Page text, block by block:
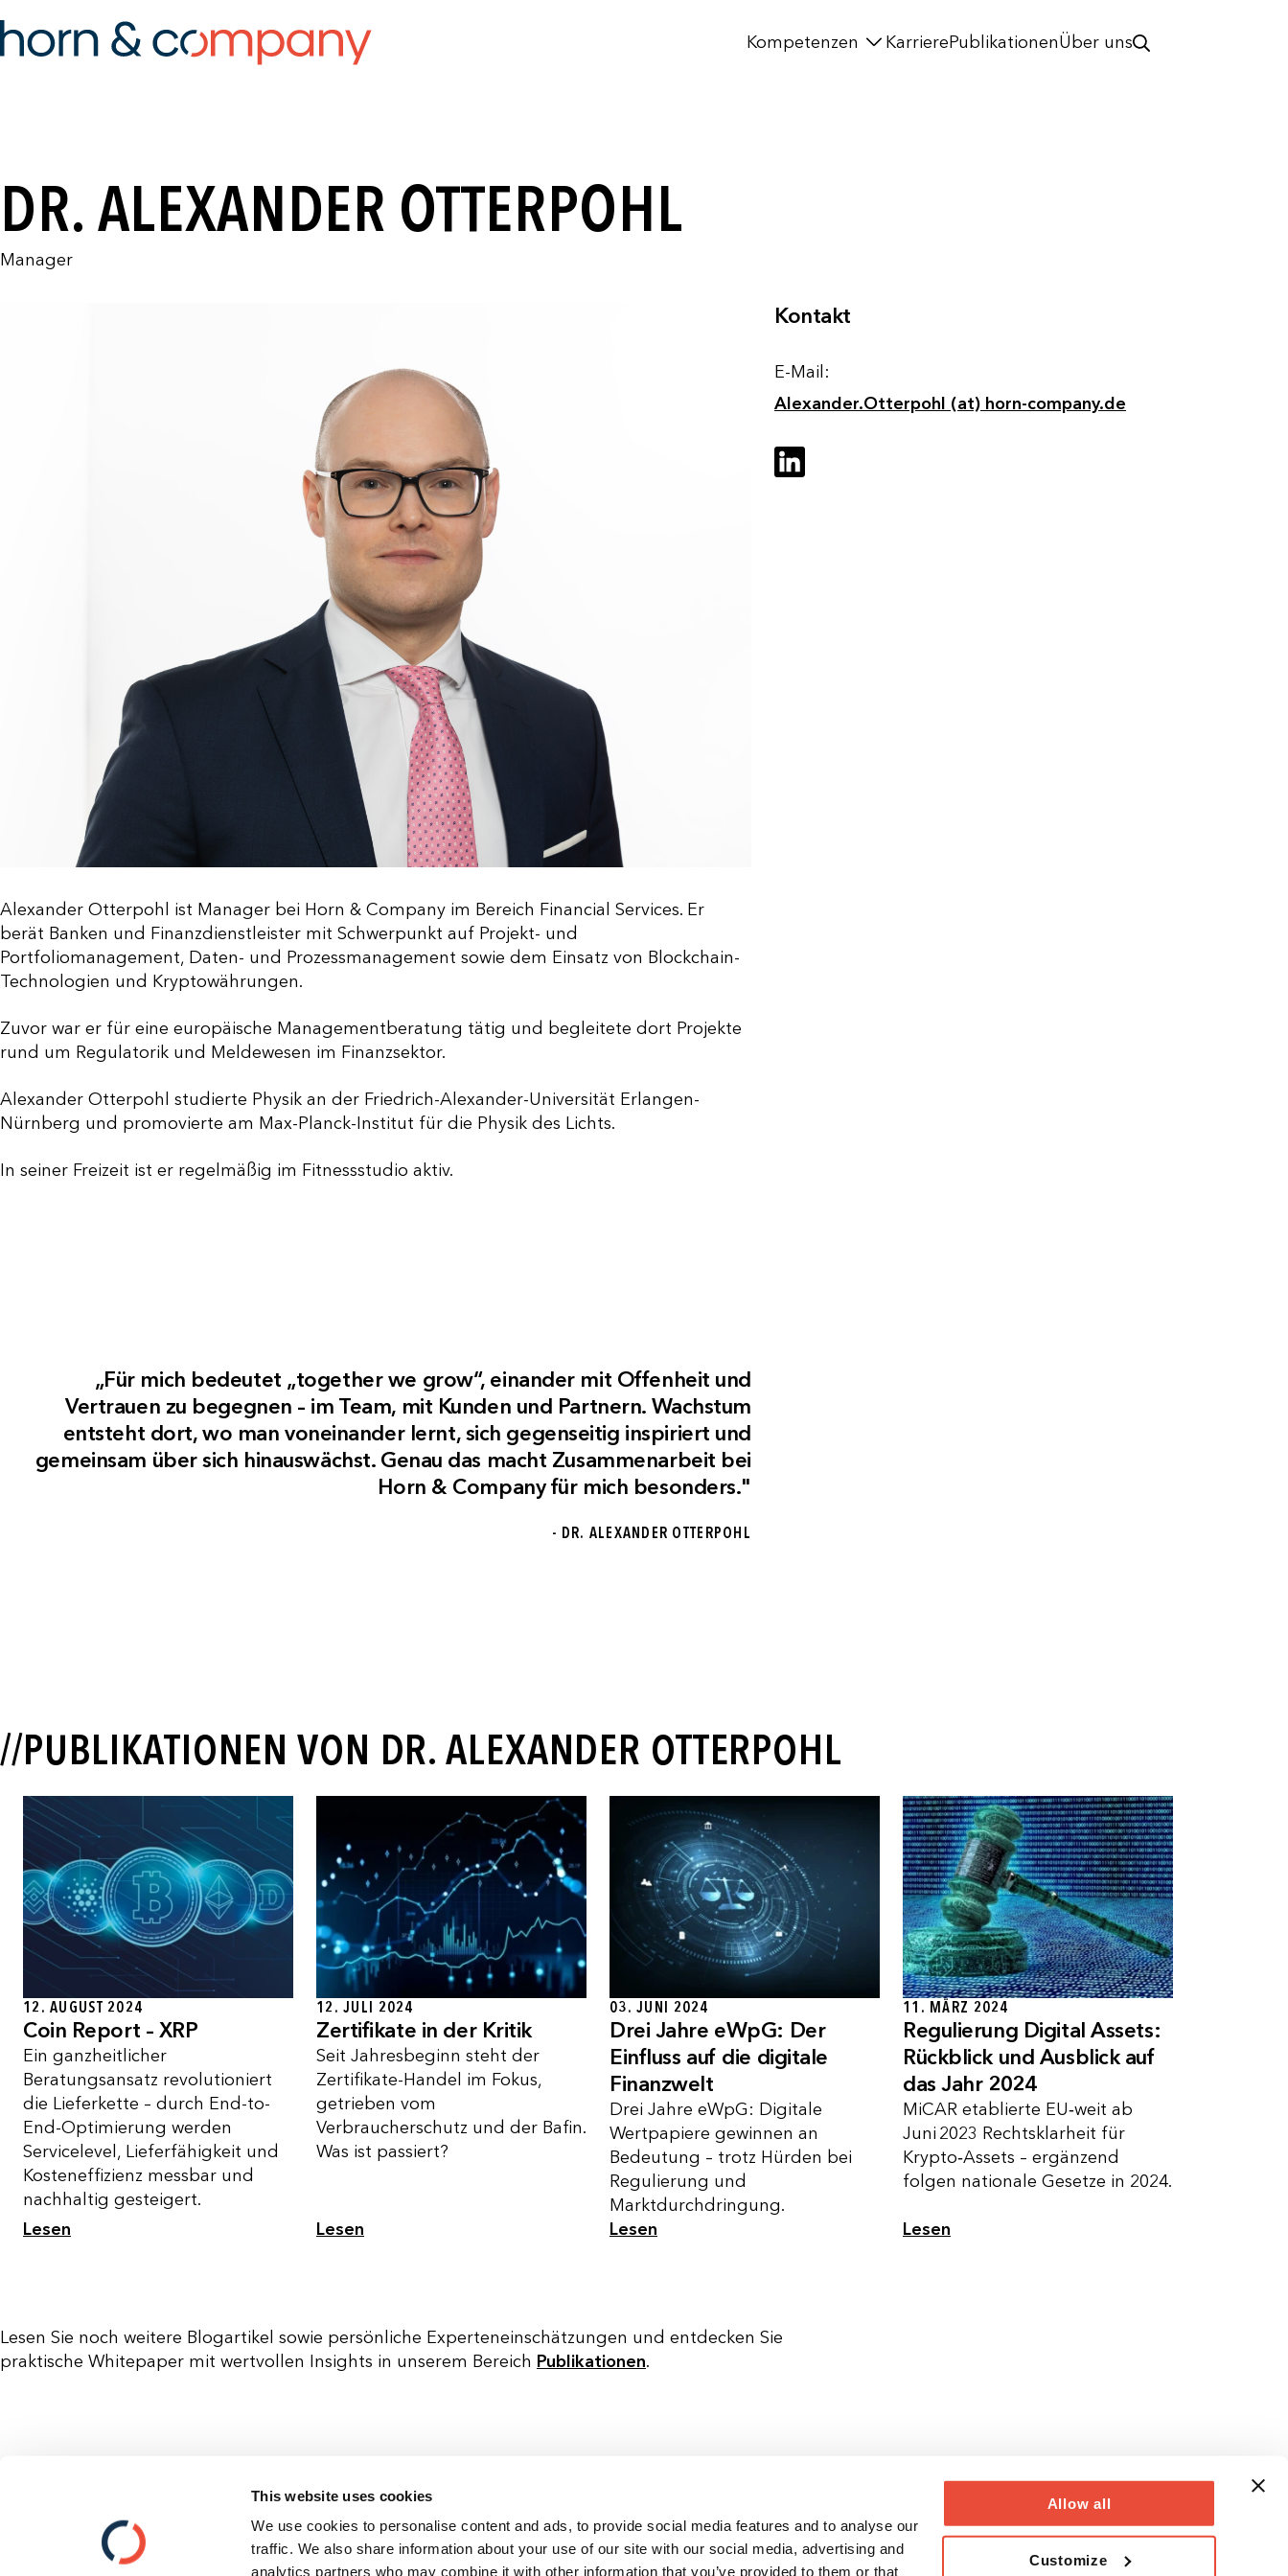
This website uses cookies
We use cookies to personalise content and ads, to provide social media features and to analyse our
traffic. We also share information about your use of our site with our social media, advertising and
analytics partners who may combine it with other information that you’ve provided to them or that
Allow all
Customize
Kompetenzen KarrierePublikationenÜber uns
DR. ALEXANDER OTTERPOHL
Manager
Kontakt
E-Mail:
Alexander.Otterpohl (at) horn-company.de
Alexander Otterpohl ist Manager bei Horn & Company im Bereich Financial Services. Er
berät Banken und Finanzdienstleister mit Schwerpunkt auf Projekt- und
Portfoliomanagement, Daten- und Prozessmanagement sowie dem Einsatz von Blockchain-
Technologien und Kryptowährungen.
Zuvor war er für eine europäische Managementberatung tätig und begleitete dort Projekte
rund um Regulatorik und Meldewesen im Finanzsektor.
Alexander Otterpohl studierte Physik an der Friedrich-Alexander-Universität Erlangen-
Nürnberg und promovierte am Max-Planck-Institut für die Physik des Lichts.
In seiner Freizeit ist er regelmäßig im Fitnessstudio aktiv.
„Für mich bedeutet „together we grow“, einander mit Offenheit und
Vertrauen zu begegnen – im Team, mit Kunden und Partnern. Wachstum
entsteht dort, wo man voneinander lernt, sich gegenseitig inspiriert und
gemeinsam über sich hinauswächst. Genau das macht Zusammenarbeit bei
Horn & Company für mich besonders."
- DR. ALEXANDER OTTERPOHL
//PUBLIKATIONEN VON DR. ALEXANDER OTTERPOHL
12. AUGUST 2024
Coin Report – XRP
Ein ganzheitlicher
Beratungsansatz revolutioniert
die Lieferkette – durch End-to-
End-Optimierung werden
Servicelevel, Lieferfähigkeit und
Kosteneffizienz messbar und
nachhaltig gesteigert.
Lesen
12. JULI 2024
Zertifikate in der Kritik
Seit Jahresbeginn steht der
Zertifikate-Handel im Fokus,
getrieben vom
Verbraucherschutz und der Bafin.
Was ist passiert?
Lesen
03. JUNI 2024
Drei Jahre eWpG: Der
Einfluss auf die digitale
Finanzwelt
Drei Jahre eWpG: Digitale
Wertpapiere gewinnen an
Bedeutung – trotz Hürden bei
Regulierung und
Marktdurchdringung.
Lesen
11. MÄRZ 2024
Regulierung Digital Assets:
Rückblick und Ausblick auf
das Jahr 2024
MiCAR etablierte EU‑weit ab
Juni 2023 Rechtsklarheit für
Krypto‑Assets – ergänzend
folgen nationale Gesetze in 2024.
Lesen
Lesen Sie noch weitere Blogartikel sowie persönliche Experteneinschätzungen und entdecken Sie
praktische Whitepaper mit wertvollen Insights in unserem Bereich Publikationen.
Cookies
Datenschutz
Schweiz
International